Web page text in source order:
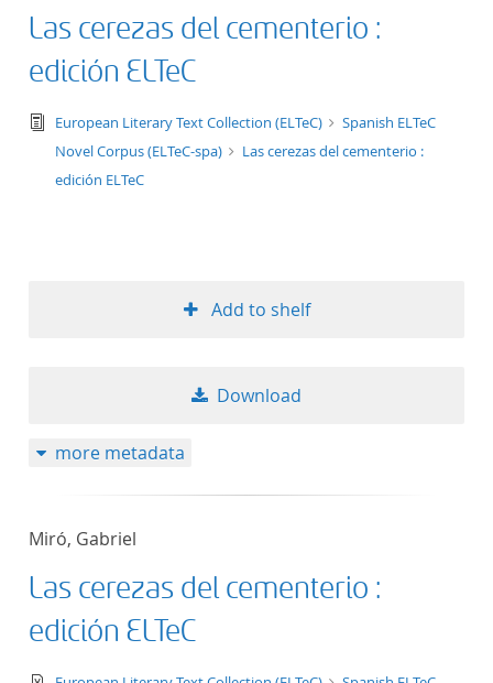
title descending
format
Las cerezas del cementerio :
edición ELTeC
text/tg.edition+tg.aggregation+xml
European Literary Text Collection (ELTeC)
Spanish ELTeC
Novel Corpus (ELTeC-spa)
Las cerezas del cementerio :
edición ELTeC
Add to shelf
Download
more metadata
Miró, Gabriel
Las cerezas del cementerio :
edición ELTeC